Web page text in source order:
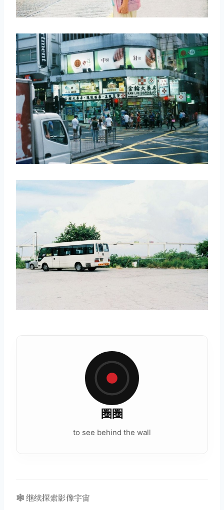
圈圈
to see behind the wall
🕸️ 继续探索影像宇宙